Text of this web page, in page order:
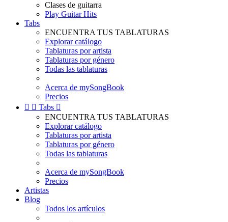
Clases de guitarra
Play Guitar Hits
Tabs
ENCUENTRA TUS TABLATURAS
Explorar catálogo
Tablaturas por artista
Tablaturas por género
Todas las tablaturas
Acerca de mySongBook
Precios
  Tabs 
ENCUENTRA TUS TABLATURAS
Explorar catálogo
Tablaturas por artista
Tablaturas por género
Todas las tablaturas
Acerca de mySongBook
Precios
Artistas
Blog
Todos los artículos